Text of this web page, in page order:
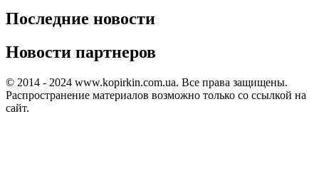
Последние новости
Новости партнеров
© 2014 - 2024 www.kopirkin.com.ua. Все права защищены.
Распространение материалов возможно только со ссылкой на
сайт.